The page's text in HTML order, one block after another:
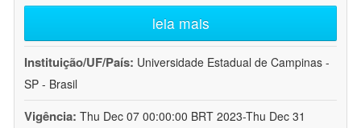
leia mais
Instituição/UF/País: Universidade Estadual de Campinas -
SP - Brasil
Vigência: Thu Dec 07 00:00:00 BRT 2023-Thu Dec 31